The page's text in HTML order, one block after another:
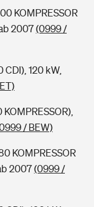
KOMPRESSOR
2007(0999 /
120 kW,
/ BEW)
KOMPRESSOR
2007(0999 /